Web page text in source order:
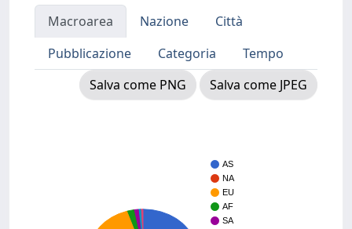
Macroarea Nazione
Città
Pubblicazione
Categoria
Tempo
Salva come PNG
Salva come JPEG
AS
NA
EU
AF
SA